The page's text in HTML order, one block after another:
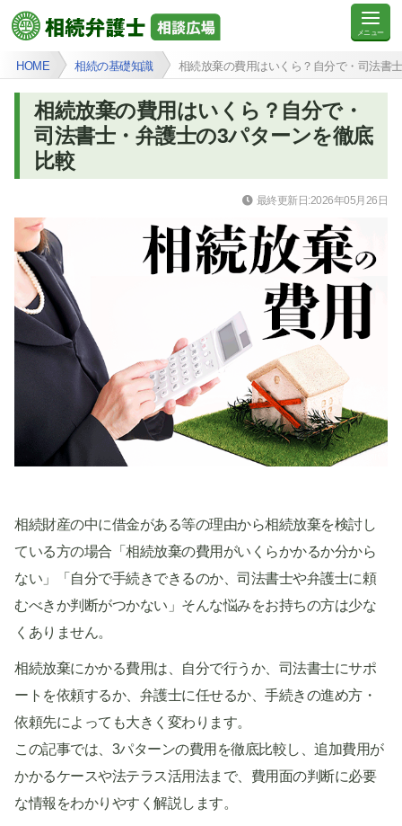
HOME 相続の基礎知識 相続放棄の費用はいくら？自分で・司法書
相続放棄の費用はいくら？自分で・
司法書士・弁護士の3パターンを徹底
比較
最終更新日:2026年05月26日
相続財産の中に借金がある等の理由から相続放棄を検討し
ている方の場合「相続放棄の費用がいくらかかるか分から
ない」「自分で手続きできるのか、司法書士や弁護士に頼
むべきか判断がつかない」そんな悩みをお持ちの方は少な
くありません。
相続放棄にかかる費用は、自分で行うか、司法書士にサポ
ートを依頼するか、弁護士に任せるか、手続きの進め方・
依頼先によっても大きく変わります。
この記事では、3パターンの費用を徹底比較し、追加費用が
かかるケースや法テラス活用法まで、費用面の判断に必要
な情報をわかりやすく解説します。